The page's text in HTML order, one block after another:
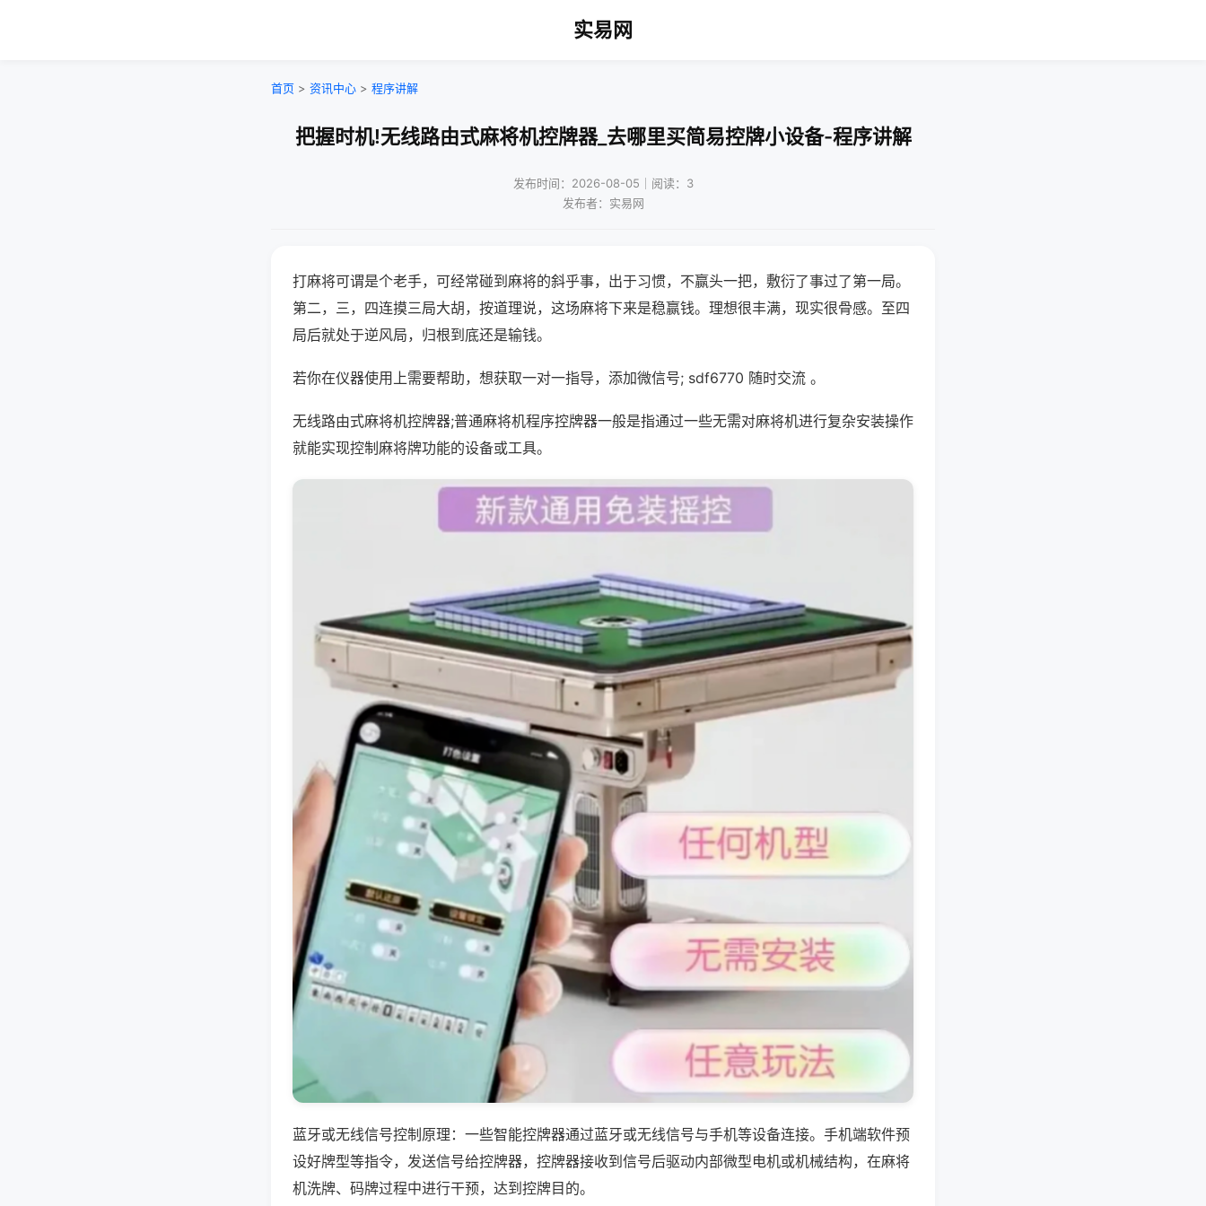
实易网
首页 > 资讯中心 > 程序讲解
把握时机!无线路由式麻将机控牌器_去哪里买简易控牌小设备-程序讲解
发布时间：2026-08-05｜阅读：3
发布者：实易网
打麻将可谓是个老手，可经常碰到麻将的斜乎事，出于习惯，不赢头一把，敷衍了事过了第一局。
第二，三，四连摸三局大胡，按道理说，这场麻将下来是稳赢钱。理想很丰满，现实很骨感。至四
局后就处于逆风局，归根到底还是输钱。
若你在仪器使用上需要帮助，想获取一对一指导，添加微信号; sdf6770 随时交流 。
无线路由式麻将机控牌器;普通麻将机程序控牌器一般是指通过一些无需对麻将机进行复杂安装操作
就能实现控制麻将牌功能的设备或工具。
蓝牙或无线信号控制原理：一些智能控牌器通过蓝牙或无线信号与手机等设备连接。手机端软件预
设好牌型等指令，发送信号给控牌器，控牌器接收到信号后驱动内部微型电机或机械结构，在麻将
机洗牌、码牌过程中进行干预，达到控牌目的。